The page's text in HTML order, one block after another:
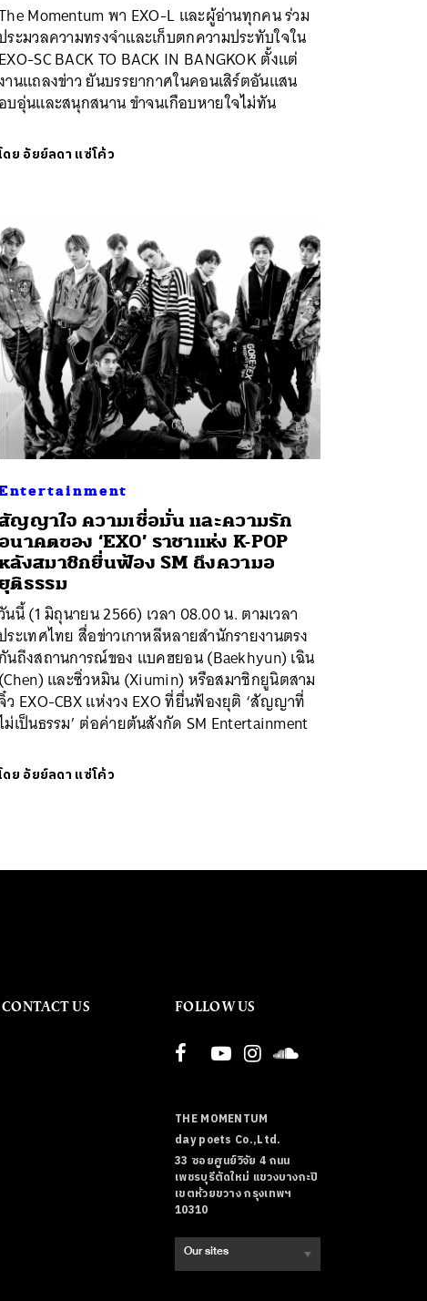
Momentum พา EXO-L และผู้อ่านทุกคน ร่วม
ระมวลความทรงจำและเก็บตกความประทับใจใน
EXO-SC BACK TO BACK IN BANGKOK ตั้งแต่
านแถลงข่าว ยันบรรยากาศในคอนเสิร์ตอันแสน
บอุ่นและสนุกสนาน ขำจนเกือบหายใจไม่ทัน
ดย อัยย์ลดา แซ่โค้ว
ญญาใจ ความเชื่อมั่น และความรัก
อนาคตของ ‘EXO’ ราชาแห่ง K-POP
ลังสมาชิกยื่นฟ้อง SM ถึงความอ
ติธรรม
นนี้ (1 มิถุนายน 2566) เวลา 08.00 น. ตามเวลา
ระเทศไทย สื่อข่าวเกาหลีหลายสำนักรายงานตรง
นถึงสถานการณ์ของ แบคฮยอน (Baekhyun) เฉิน
(Chen) และซิ่วหมิน (Xiumin) หรือสมาชิกยูนิตสาม
ว EXO-CBX แห่งวง EXO ที่ยื่นฟ้องยุติ ‘สัญญาที่
ม่เป็นธรรม’ ต่อค่ายต้นสังกัด SM Entertainment
ดย อัยย์ลดา แซ่โค้ว
CONTACT US FOLLOW US
THE MOMENTUM
day poets Co.,Ltd.
33 ซอยศูนย์วิจัย 4 ถนน
เพชรบุรีตัดใหม่ แขวงบางกะปิ
เขตห้วยขวาง กรุงเทพฯ
10310